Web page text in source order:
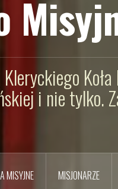
i nie tylko.
MISYJNE MISJONARZE